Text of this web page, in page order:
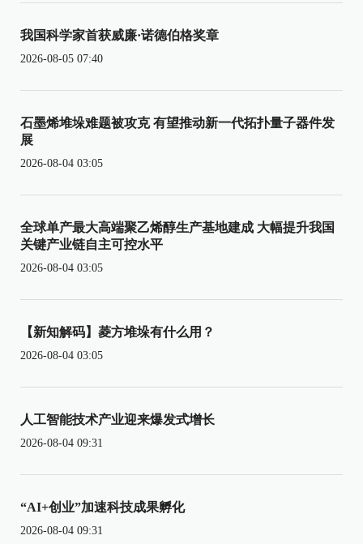
我国科学家首获威廉·诺德伯格奖章
2026-08-05 07:40
石墨烯堆垛难题被攻克 有望推动新一代拓扑量子器件发
展
2026-08-04 03:05
全球单产最大高端聚乙烯醇生产基地建成 大幅提升我国
关键产业链自主可控水平
2026-08-04 03:05
【新知解码】菱方堆垛有什么用？
2026-08-04 03:05
人工智能技术产业迎来爆发式增长
2026-08-04 09:31
“AI+创业”加速科技成果孵化
2026-08-04 09:31